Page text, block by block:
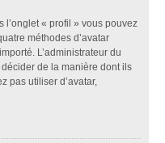
l’onglet « profil » vous pouvez
méthodes d’avatar
L’administrateur du
de la manière dont ils
pas utiliser d’avatar,